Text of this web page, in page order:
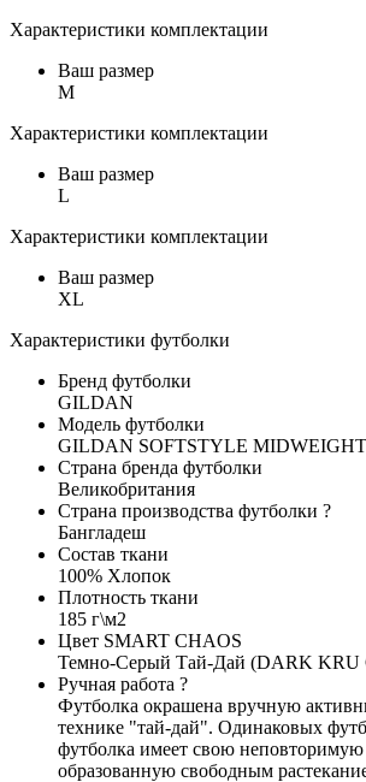
Характеристики комплектации
Ваш размер
M
Характеристики комплектации
Ваш размер
L
Характеристики комплектации
Ваш размер
XL
Характеристики футболки
Бренд футболки
GILDAN
Модель футболки
GILDAN SOFTSTYLE MIDWEIGHT
Страна бренда футболки
Великобритания
Страна производства футболки ?
Бангладеш
Состав ткани
100% Хлопок
Плотность ткани
185 г\м2
Цвет SMART CHAOS
Темно-Серый Тай-Дай (DARK KRU
Ручная работа ?
Футболка окрашена вручную
технике "тай-дай". Одинаковых
футболка имеет свою неповторимую
образованную свободным